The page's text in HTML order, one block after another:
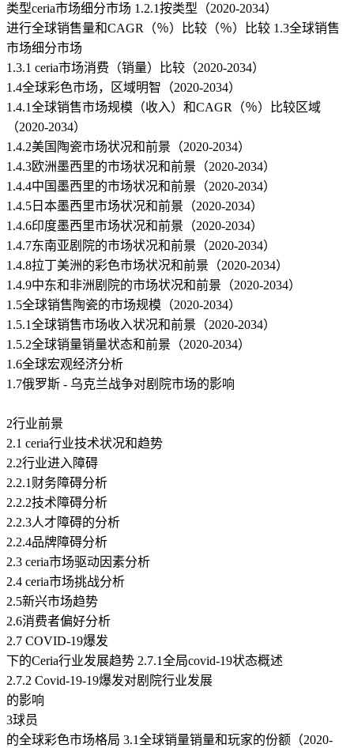
类型ceria市场细分市场 1.2.1按类型（2020-2034）
进行全球销售量和CAGR（％）比较（％）比较 1.3全球销售
市场细分市场
1.3.1 ceria市场消费（销量）比较（2020-2034）
1.4全球彩色市场，区域明智（2020-2034）
1.4.1全球销售市场规模（收入）和CAGR（％）比较区域
（2020-2034）
1.4.2美国陶瓷市场状况和前景（2020-2034）
1.4.3欧洲墨西里的市场状况和前景（2020-2034）
1.4.4中国墨西里的市场状况和前景（2020-2034）
1.4.5日本墨西里市场状况和前景（2020-2034）
1.4.6印度墨西里市场状况和前景（2020-2034）
1.4.7东南亚剧院的市场状况和前景（2020-2034）
1.4.8拉丁美洲的彩色市场状况和前景（2020-2034）
1.4.9中东和非洲剧院的市场状况和前景（2020-2034）
1.5全球销售陶瓷的市场规模（2020-2034）
1.5.1全球销售市场收入状况和前景（2020-2034）
1.5.2全球销量销量状态和前景（2020-2034）
1.6全球宏观经济分析
1.7俄罗斯 - 乌克兰战争对剧院市场的影响
2行业前景
2.1 ceria行业技术状况和趋势
2.2行业进入障碍
2.2.1财务障碍分析
2.2.2技术障碍分析
2.2.3人才障碍的分析
2.2.4品牌障碍分析
2.3 ceria市场驱动因素分析
2.4 ceria市场挑战分析
2.5新兴市场趋势
2.6消费者偏好分析
2.7 COVID-19爆发
下的Ceria行业发展趋势 2.7.1全局covid-19状态概述
2.7.2 Covid-19-19爆发对剧院行业发展
的影响
3球员
的全球彩色市场格局 3.1全球销量销量和玩家的份额（2020-